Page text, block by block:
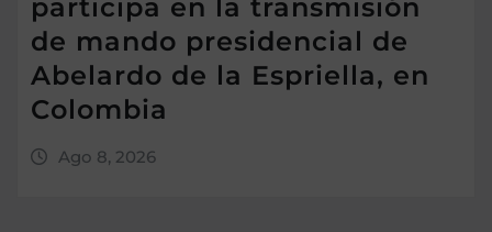
participa en la transmisión
de mando presidencial de
Abelardo de la Espriella, en
Colombia
Ago 8, 2026